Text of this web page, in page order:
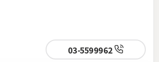
03-5599962